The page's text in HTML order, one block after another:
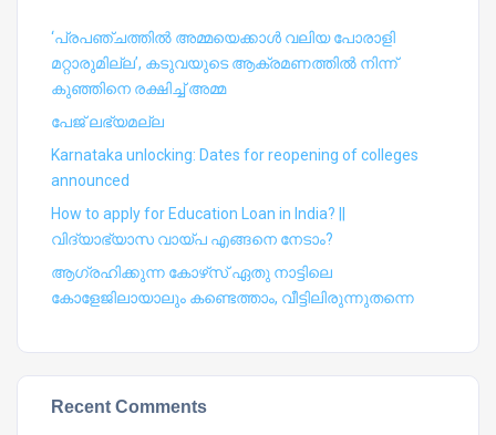
‘പ്രപഞ്ചത്തില്‍ അമ്മയെക്കാള്‍ വലിയ പോരാളി
മറ്റാരുമില്ല’, കടുവയുടെ ആക്രമണത്തില്‍ നിന്ന്
കുഞ്ഞിനെ രക്ഷിച്ച് അമ്മ
പേജ് ലഭ്യമല്ല
Karnataka unlocking: Dates for reopening of colleges
announced
How to apply for Education Loan in India? ||
വിദ്യാഭ്യാസ വായ്പ എങ്ങനെ നേടാം?
ആഗ്രഹിക്കുന്ന കോഴ്‍സ് ഏതു നാട്ടിലെ
കോളേജിലായാലും കണ്ടെത്താം, വീട്ടിലിരുന്നുതന്നെ
Recent Comments